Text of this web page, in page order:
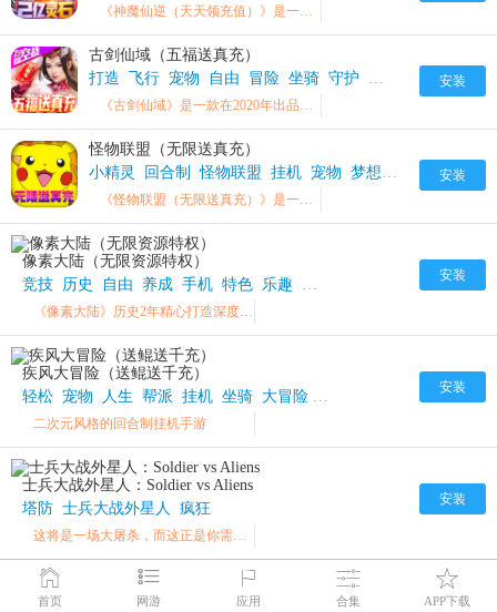
《神魔仙逆（天天领充值）》是一款唯美真实的修仙世界主题游戏
安装
古剑仙域（五福送真充）
打造
飞行 宠物 自由 冒险 坐骑 守护 高自由 古剑仙域
《古剑仙域》是一款在2020年出品的精品仙侠真爱手游
安装
怪物联盟（无限送真充）
小精灵
回合制 怪物联盟 挂机 宠物 梦想 回合制策略
《怪物联盟（无限送真充）》是一款以宠物小精灵为背景的挂机放置手游。
安装
像素大陆（无限资源特权）
竞技 历史 自由 养成 手机 特色 乐趣 宠物 BOSS 像素大
《像素大陆》历史2年精心打造深度还原经典角色和特色画面
安装
疾风大冒险（送鲲送千充）
轻松 宠物 人生 帮派 挂机 坐骑 大冒险 回合制 武器 疾
二次元风格的回合制挂机手游
安装
士兵大战外星人：Soldier vs Aliens
塔防 士兵大战外星人 疯狂
这将是一场大屠杀，而这正是你需要的...
首页 网游 应用 合集 APP下载